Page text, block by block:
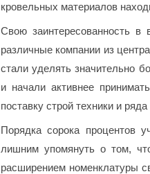
кровельных материалов
Свою заинтересованность в
различные компании из
стали уделять значительно
и начали активнее
поставку строй техники и
Порядка сорока процентов
лишним упомянуть о том,
расширением номенклатуры